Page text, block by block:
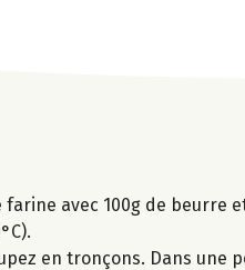
avec 100g de beurre
en tronçons. Dans